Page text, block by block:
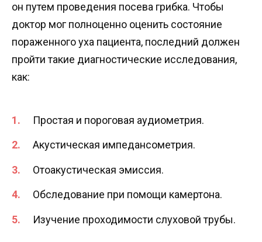
он путем проведения посева грибка. Чтобы
доктор мог полноценно оценить состояние
пораженного уха пациента, последний должен
пройти такие диагностические исследования,
как:
Простая и пороговая аудиометрия.
Акустическая импедансометрия.
Отоакустическая эмиссия.
Обследование при помощи камертона.
Изучение проходимости слуховой трубы.